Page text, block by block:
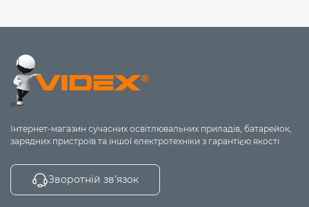
Інтернет-магазин сучасних освітлювальних приладів, батарейок,
зарядних пристроїв та іншої електротехніки з гарантією якості.
Зворотній зв’язок